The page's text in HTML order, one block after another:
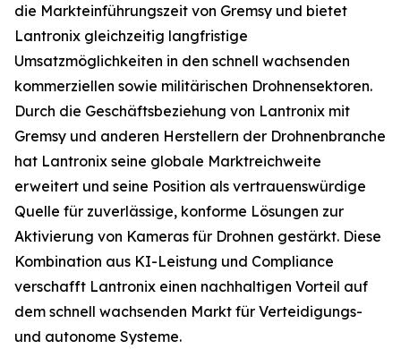
die Markteinführungszeit von Gremsy und bietet
Lantronix gleichzeitig langfristige
Umsatzmöglichkeiten in den schnell wachsenden
kommerziellen sowie militärischen Drohnensektoren.
Durch die Geschäftsbeziehung von Lantronix mit
Gremsy und anderen Herstellern der Drohnenbranche
hat Lantronix seine globale Marktreichweite
erweitert und seine Position als vertrauenswürdige
Quelle für zuverlässige, konforme Lösungen zur
Aktivierung von Kameras für Drohnen gestärkt. Diese
Kombination aus KI-Leistung und Compliance
verschafft Lantronix einen nachhaltigen Vorteil auf
dem schnell wachsenden Markt für Verteidigungs-
und autonome Systeme.